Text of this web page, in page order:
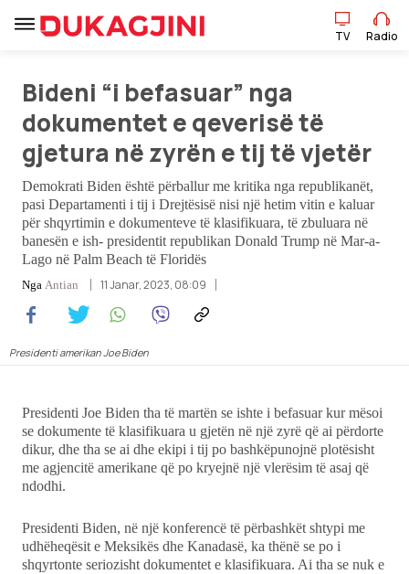
Lajme
Sport
Pikëpamje
Art Jete
Kulturë
Showbiz
Ekonomi
Udhëtime
TV Radio
Bideni “i befasuar” nga
dokumentet e qeverisë të
gjetura në zyrën e tij të vjetër
Demokrati Biden është përballur me kritika nga republikanët,
pasi Departamenti i tij i Drejtësisë nisi një hetim vitin e kaluar
për shqyrtimin e dokumenteve të klasifikuara, të zbuluara në
banesën e ish- presidentit republikan Donald Trump në Mar-a-
Lago në Palm Beach të Floridës
Nga Antian 11 Janar, 2023, 08:09
Presidenti amerikan Joe Biden
Presidenti Joe Biden tha të martën se ishte i befasuar kur mësoi
se dokumente të klasifikuara u gjetën në një zyrë që ai përdorte
dikur, dhe tha se ai dhe ekipi i tij po bashkëpunojnë plotësisht
me agjencitë amerikane që po kryejnë një vlerësim të asaj që
ndodhi.
Presidenti Biden, në një konferencë të përbashkët shtypi me
udhëheqësit e Meksikës dhe Kanadasë, ka thënë se po i
shqyrtonte seriozisht dokumentet e klasifikuara. Ai tha se nuk e